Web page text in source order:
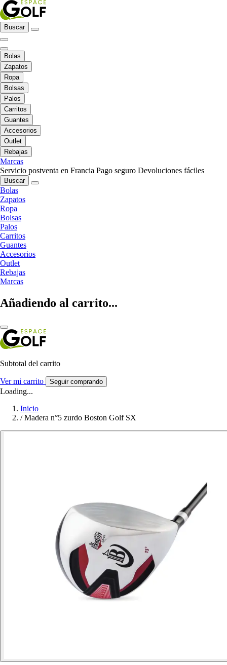
Buscar
Bolas
Zapatos
Ropa
Bolsas
Palos
Carritos
Guantes
Accesorios
Outlet
Rebajas
Marcas
Servicio postventa en Francia Pago seguro Devoluciones fáciles
Buscar
Bolas
Zapatos
Ropa
Bolsas
Palos
Carritos
Guantes
Accesorios
Outlet
Rebajas
Marcas
Añadiendo al carrito...
Subtotal del carrito
Ver mi carrito Seguir comprando
Loading...
Inicio
/ Madera n°5 zurdo Boston Golf SX